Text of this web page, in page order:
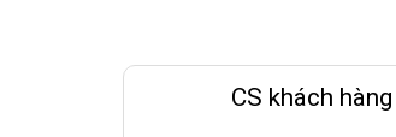
CS khách hàng